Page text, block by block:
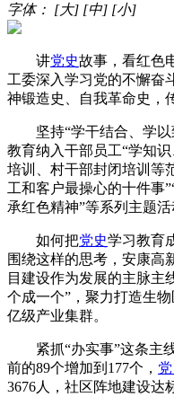
字体： [大] [中] [小]
讲党史故事，看红色
工委深入学习党的不懈奋
神锻造史、自我革命史，
坚持“学干结合、学以
教育纳入干部员工“学知
培训、村干部封闭培训等
工和客户最操心的十件事
承红色精神”等系列主题活
如何把党史学习教育
围绕这样的思考，安康高
目建设作为发展的主脉主
个成一个”，聚力打造生
亿级产业集群。
紧抓“办实事”这条主线
前的89个增加到177个，
3676人，社区阵地建设达